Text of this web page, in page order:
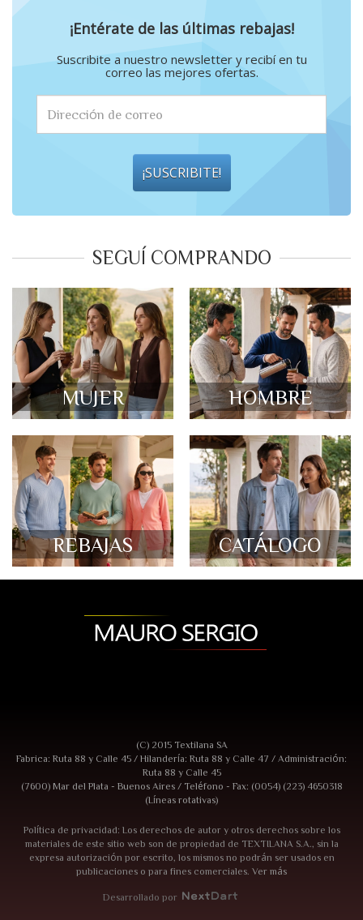
¡Entérate de las últimas rebajas!
Suscribite a nuestro newsletter y recibí en tu
correo las mejores ofertas.
¡SUSCRIBITE!
SEGUÍ COMPRANDO
MUJER HOMBRE
REBAJAS CATÁLOGO
(C) 2015 Textilana SA
Fabrica: Ruta 88 y Calle 45 / Hilandería: Ruta 88 y Calle 47 / Administración:
Ruta 88 y Calle 45
(7600) Mar del Plata - Buenos Aires / Teléfono - Fax: (0054) (223) 4650318
(Líneas rotativas)
Política de privacidad: Los derechos de autor y otros derechos sobre los
materiales de este sitio web son de propiedad de TEXTILANA S.A., sin la
expresa autorización por escrito, los mismos no podrán ser usados en
publicaciones o para fines comerciales. Ver más
Desarrollado por